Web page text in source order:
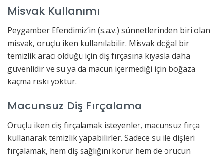
Misvak Kullanımı
Peygamber Efendimiz’in (s.a.v.) sünnetlerinden biri olan
misvak, oruçlu iken kullanılabilir. Misvak doğal bir
temizlik aracı olduğu için diş fırçasına kıyasla daha
güvenlidir ve su ya da macun içermediği için boğaza
kaçma riski yoktur.
Macunsuz Diş Fırçalama
Oruçlu iken diş fırçalamak isteyenler, macunsuz fırça
kullanarak temizlik yapabilirler. Sadece su ile dişleri
fırçalamak, hem diş sağlığını korur hem de orucun